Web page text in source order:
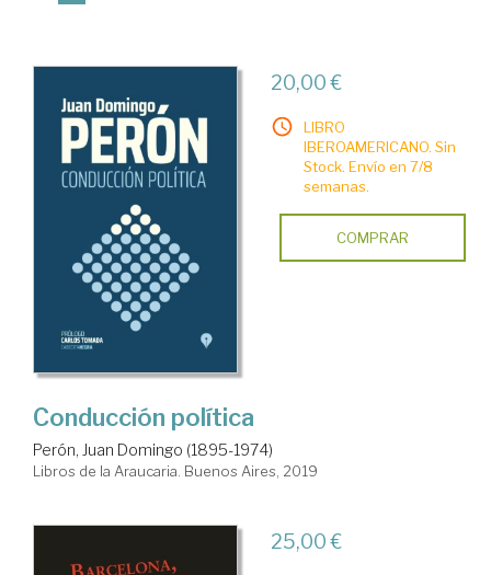
20,00 €
LIBRO
IBEROAMERICANO. Sin
Stock. Envío en 7/8
semanas.
COMPRAR
Conducción política
Perón, Juan Domingo (1895-1974)
Libros de la Araucaria. Buenos Aires, 2019
25,00 €